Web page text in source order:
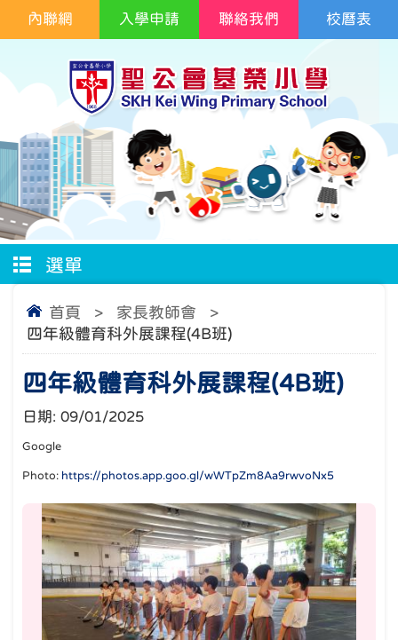
校曆表
內聯網 入學申請 聯絡我們
選單
首頁 > 家長教師會
>
四年級體育科外展課程(4B班)
四年級體育科外展課程(4B班)
日期: 09/01/2025
Google
Photo: https://photos.app.goo.gl/wWTpZm8Aa9rwvoNx5